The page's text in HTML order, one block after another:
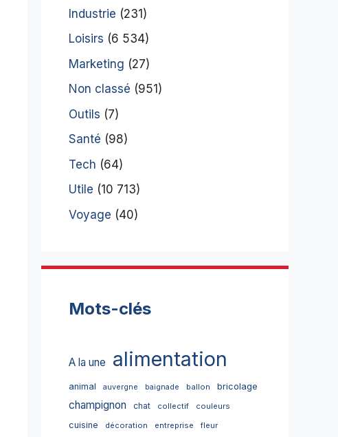
Industrie (231)
Loisirs (6 534)
Marketing (27)
Non classé (951)
Outils (7)
Santé (98)
Tech (64)
Utile (10 713)
Voyage (40)
Mots-clés
A la une alimentation
animal auvergne baignade ballon bricolage
champignon chat collectif couleurs
cuisine décoration entreprise fleur